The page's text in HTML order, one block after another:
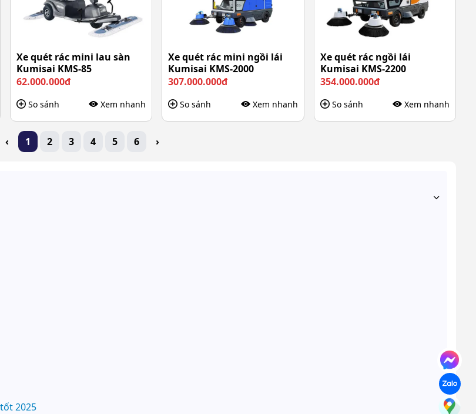
Xe quét rác mini lau sàn
Kumisai KMS-85
62.000.000đ
So sánh Xem nhanh
Xe quét rác mini ngồi lái
Kumisai KMS-2000
307.000.000đ
So sánh Xem nhanh
Xe quét rác ngồi lái
Kumisai KMS-2200
354.000.000đ
So sánh Xem nhanh
‹ 1 2 3 4 5 6 ›
2025